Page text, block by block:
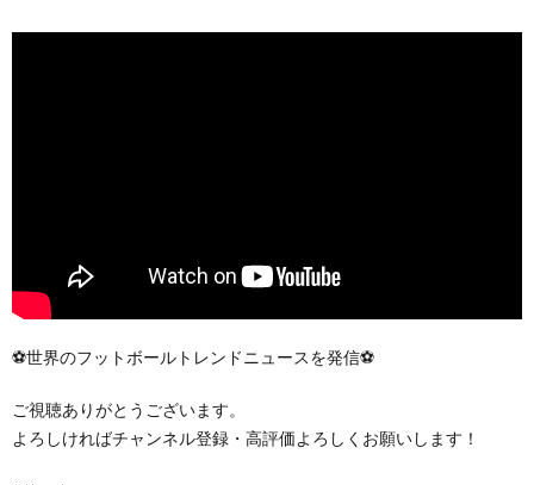
⚽️世界のフットボールトレンドニュースを発信⚽️
ご視聴ありがとうございます。
よろしければチャンネル登録・高評価よろしくお願いします！